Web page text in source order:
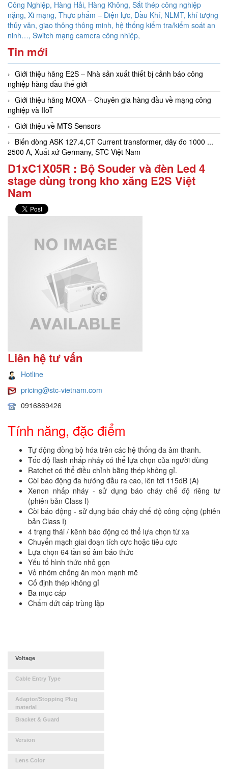
Công Nghiệp, Hàng Hải, Hàng Không, Sắt thép công nghiệp
nặng, Xi mạng, Thực phẩm – Điện lực, Dầu Khí, NLMT, khí tượng
thủy văn, giao thông thông minh, hệ thống kiểm tra/kiểm soát an
ninh…, Switch mạng camera công nhiệp,
Tin mới
Giới thiệu hãng E2S – Nhà sản xuất thiết bị cảnh báo công
nghiệp hàng đầu thế giới
Giới thiệu hãng MOXA – Chuyên gia hàng đầu về mạng công
nghiệp và IIoT
Giới thiệu về MTS Sensors
Biến dòng ASK 127.4,CT Current transformer, dãy đo 1000 ...
2500 A, Xuất xứ Germany, STC Việt Nam
D1xC1X05R : Bộ Souder và đèn Led 4
stage dùng trong kho xăng E2S Việt
Nam
Liên hệ tư vấn
Hotline
pricing@stc-vietnam.com
0916869426
Tính năng, đặc điểm
Tự động đồng bộ hóa trên các hệ thống đa âm thanh.
Tốc độ flash nhấp nháy có thể lựa chọn của người dùng
Ratchet có thể điều chỉnh bằng thép không gỉ.
Còi báo động đa hướng đầu ra cao, lên tới 115dB (A)
Xenon nhấp nháy - sử dụng báo cháy chế độ riêng tư
(phiên bản Class I)
Còi báo động - sử dụng báo cháy chế độ công cộng (phiên
bản Class I)
4 trạng thái / kênh báo động có thể lựa chọn từ xa
Chuyển mạch giai đoạn tích cực hoặc tiêu cực
Lựa chọn 64 tần số âm báo thức
Yếu tố hình thức nhỏ gọn
Vỏ nhôm chống ăn mòn mạnh mẽ
Cố định thép không gỉ
Ba mục cáp
Chấm dứt cáp trùng lặp
Voltage
Cable Entry Type
Adaptor/Stopping Plug
material
Bracket & Guard
Version
Lens Color